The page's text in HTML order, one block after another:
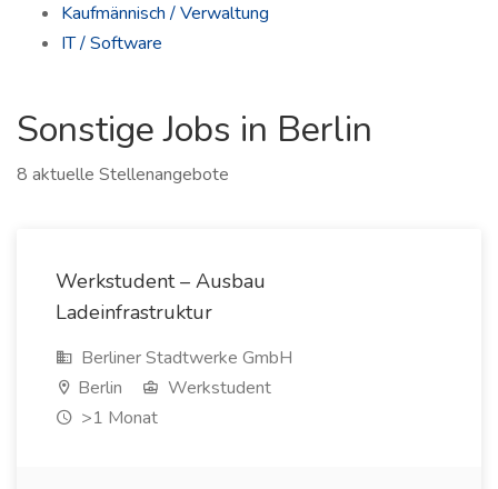
Kaufmännisch / Verwaltung
IT / Software
Sonstige Jobs in Berlin
8 aktuelle Stellenangebote
Werkstudent – Ausbau
Ladeinfrastruktur
Berliner Stadtwerke GmbH
Berlin
Werkstudent
>1 Monat